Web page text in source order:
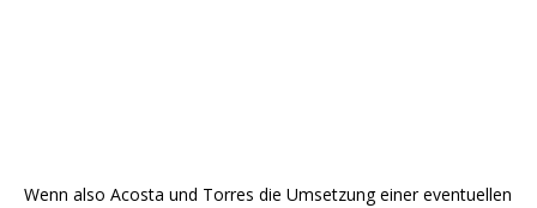
Wenn also Acosta und Torres die Umsetzung einer eventuellen